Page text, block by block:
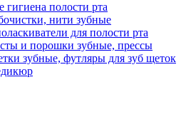
гигиена полости рта
нити зубные
для полости рта
и порошки зубные, прессы
зубные, футляры для зуб щеток